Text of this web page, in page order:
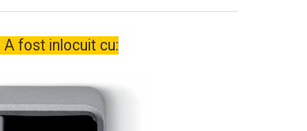
A fost inlocuit cu: